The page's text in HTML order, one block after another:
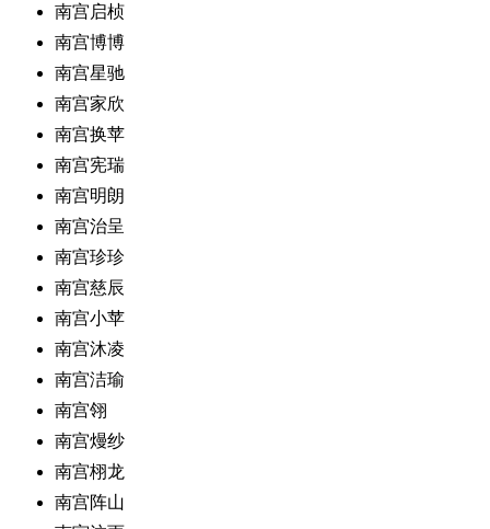
南宫启桢
南宫博博
南宫星驰
南宫家欣
南宫换苹
南宫宪瑞
南宫明朗
南宫治呈
南宫珍珍
南宫慈辰
南宫小苹
南宫沐凌
南宫洁瑜
南宫翎
南宫熳纱
南宫栩龙
南宫阵山